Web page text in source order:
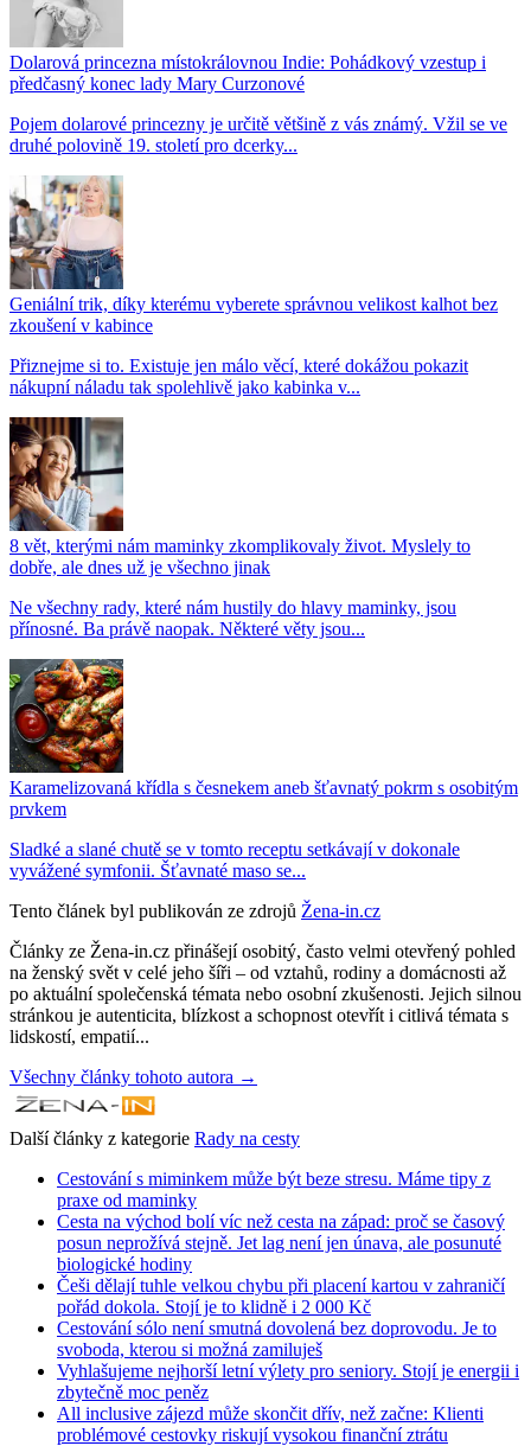
Dolarová princezna místokrálovnou Indie: Pohádkový vzestup i
předčasný konec lady Mary Curzonové
Pojem dolarové princezny je určitě většině z vás známý. Vžil se ve
druhé polovině 19. století pro dcerky...
Geniální trik, díky kterému vyberete správnou velikost kalhot bez
zkoušení v kabince
Přiznejme si to. Existuje jen málo věcí, které dokážou pokazit
nákupní náladu tak spolehlivě jako kabinka v...
8 vět, kterými nám maminky zkomplikovaly život. Myslely to
dobře, ale dnes už je všechno jinak
Ne všechny rady, které nám hustily do hlavy maminky, jsou
přínosné. Ba právě naopak. Některé věty jsou...
Karamelizovaná křídla s česnekem aneb šťavnatý pokrm s osobitým
prvkem
Sladké a slané chutě se v tomto receptu setkávají v dokonale
vyvážené symfonii. Šťavnaté maso se...
Tento článek byl publikován ze zdrojů Žena-in.cz
Články ze Žena-in.cz přinášejí osobitý, často velmi otevřený pohled
na ženský svět v celé jeho šíři – od vztahů, rodiny a domácnosti až
po aktuální společenská témata nebo osobní zkušenosti. Jejich silnou
stránkou je autenticita, blízkost a schopnost otevřít i citlivá témata s
lidskostí, empatií...
Všechny články tohoto autora →
Další články z kategorie Rady na cesty
Cestování s miminkem může být beze stresu. Máme tipy z
praxe od maminky
Cesta na východ bolí víc než cesta na západ: proč se časový
posun neprožívá stejně. Jet lag není jen únava, ale posunuté
biologické hodiny
Češi dělají tuhle velkou chybu při placení kartou v zahraničí
pořád dokola. Stojí je to klidně i 2 000 Kč
Cestování sólo není smutná dovolená bez doprovodu. Je to
svoboda, kterou si možná zamiluješ
Vyhlašujeme nejhorší letní výlety pro seniory. Stojí je energii i
zbytečně moc peněz
All inclusive zájezd může skončit dřív, než začne: Klienti
problémové cestovky riskují vysokou finanční ztrátu